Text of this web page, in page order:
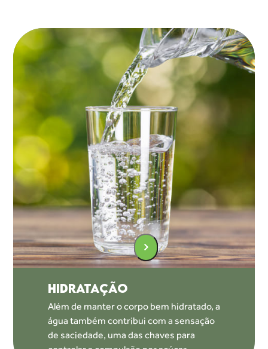
HIDRATAÇÃO
Além de manter o corpo bem hidratado, a
água também contribui com a sensação
de saciedade, uma das chaves para